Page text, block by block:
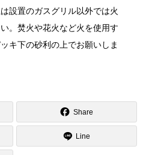
設置のガスグリル以外では火
。焚火や花火など火を使用す
キ下の砂利の上でお願いしま
Share
Line